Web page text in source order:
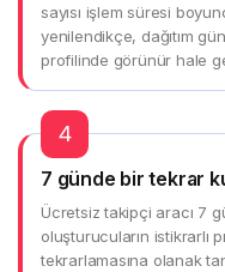
sayısı işlem süresi
yenilendikçe, dağıtım
profilinde görünür hale
4
7 günde bir tekrar
Ücretsiz takipçi aracı 7
oluşturucuların istikrarlı
tekrarlamasına olanak